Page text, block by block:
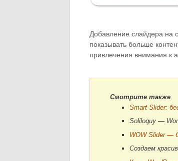
Добавление слайдера на
показывать больше
привлечения внимания к
Смотрите также:
Smart Slider:
Soliloquy —
WOW Slider —
Создаем